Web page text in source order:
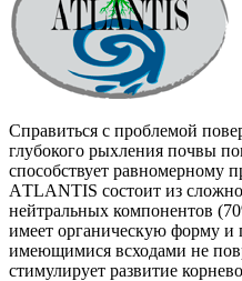
Справиться с проблемой
глубокого рыхления почвы
способствует равномерному
АTLANTIS состоит из
нейтральных компонентов
имеет органическую форму и
имеющимися всходами не
стимулирует развитие